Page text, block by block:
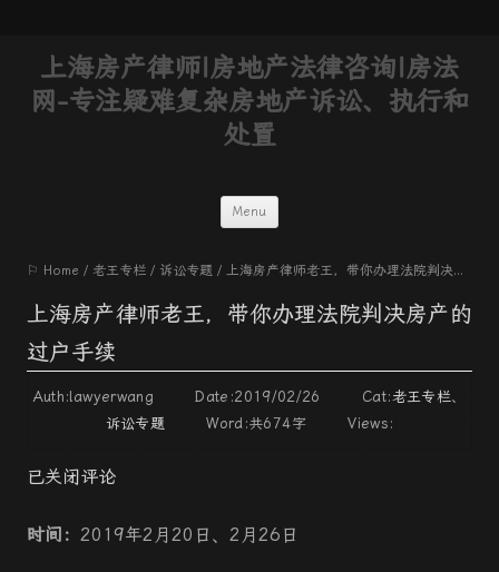
上海房产律师|房地产法律咨询|房法
网-专注疑难复杂房地产诉讼、执行和
处置
Menu
content
⚐ Home / 老王专栏 / 诉讼专题 / 上海房产律师老王，带你办理法院判决房产的过户手续
上海房产律师老王，带你办理法院判决房产的
过户手续
Auth:lawyerwang Date:2019/02/26 Cat:老王专栏、
诉讼专题 Word:共674字Views:
已关闭评论
时间： 2019年2月20日、2月26日